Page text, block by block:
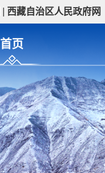
西藏自治区人民政府网
首页